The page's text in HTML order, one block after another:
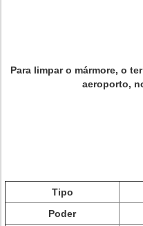
Para limpar o mármore, o
aeroporto,
Tipo
Poder